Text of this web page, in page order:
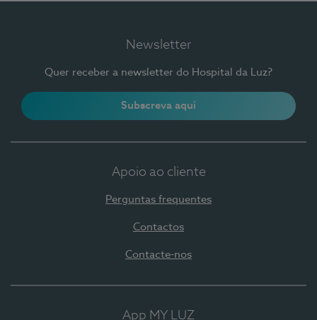
Newsletter
Quer receber a newsletter do Hospital da Luz?
Subscreva aqui
Apoio ao cliente
Perguntas frequentes
Contactos
Contacte-nos
App MY LUZ